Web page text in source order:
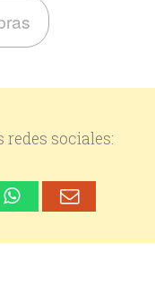
redes sociales: